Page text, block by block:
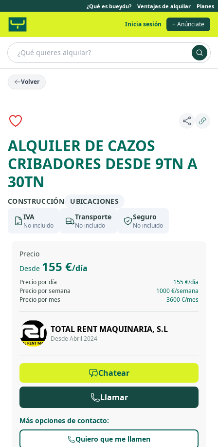
¿Qué es bueydu? Ventajas de alquilar Planes
Inicia sesión + Anúnciate
Volver
ALQUILER DE CAZOS
CRIBADORES DESDE 9TN A
30TN
CONSTRUCCIÓN
UBICACIONES
IVA
No incluido
Transporte
No incluido
Seguro
No incluido
Precio
Desde 155 €/día
Precio por día 155 €/día
Precio por semana
1000 €/semana
Precio por mes
3600 €/mes
TOTAL RENT MAQUINARIA, S.L
Desde Abril 2024
Chatear
Llamar
Más opciones de contacto:
Quiero que me llamen